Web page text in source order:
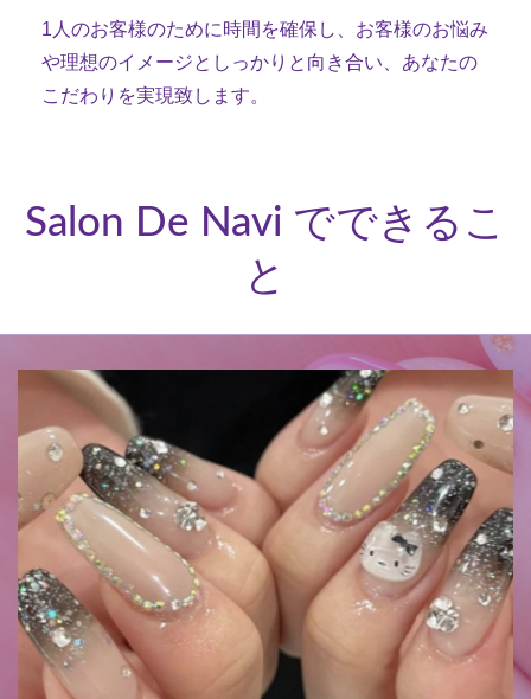
1人のお客様のために時間を確保し、お客様のお悩み
や理想のイメージとしっかりと向き合い、あなたの
こだわりを実現致します。
Salon De Navi でできるこ
と